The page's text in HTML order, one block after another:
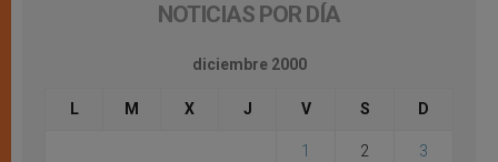
NOTICIAS POR DÍA
diciembre 2000
L M X J V S D
1 2 3